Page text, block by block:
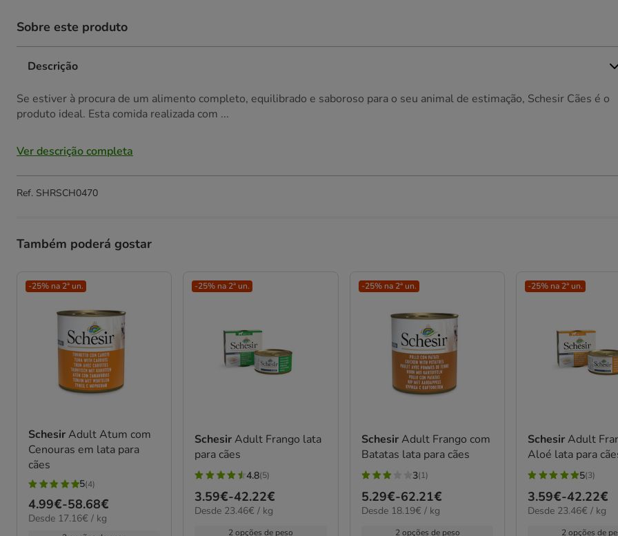
Sobre este produto
Descrição
Se estiver à procura de um alimento completo, equilibrado e saboroso para o seu animal de estimação, Schesir Cães é o
produto ideal. Esta comida realizada com ...
Ver descrição completa
Ref. SHRSCH0470
Também poderá gostar
-25% na 2ª un.
SchesirAdult Atum com
Cenouras em lata para
cães
5
estrelas
com
5(4)
Preço
de
4.99€-58.68€
17.16€
Desde 17.16€ / kg
-25% na 2ª un.
SchesirAdult Frango lata
para cães
4.8
estrelas
com
4.8(5)
Preço
de
3.59€-42.22€
23.46€
Desde 23.46€ / kg
2 opções de peso
-25% na 2ª un.
SchesirAdult Frango com
Batatas lata para cães
3
estrelas
com
3(1)
Preço
de
5.29€-62.21€
18.19€
Desde 18.19€ / kg
2 opções de peso
-25% na 2ª un.
SchesirAdult
Aloé lata para
5
estrelas
com
5(3)
Preço
de
3.59€-42.22€
23.46€
Desde 23.46€ / kg
2 opções de